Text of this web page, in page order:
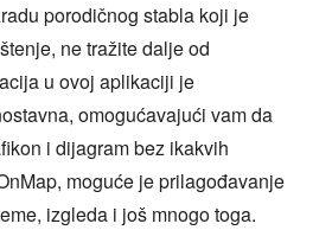
porodičnog stabla koji je
ne tražite dalje od
u ovoj aplikaciji je
omogućavajući vam da
i dijagram bez ikakvih
moguće je prilagođavanje
izgleda i još mnogo toga.